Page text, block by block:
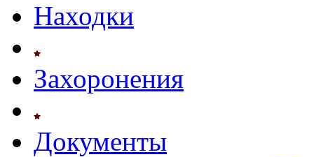
Находки
Захоронения
Документы